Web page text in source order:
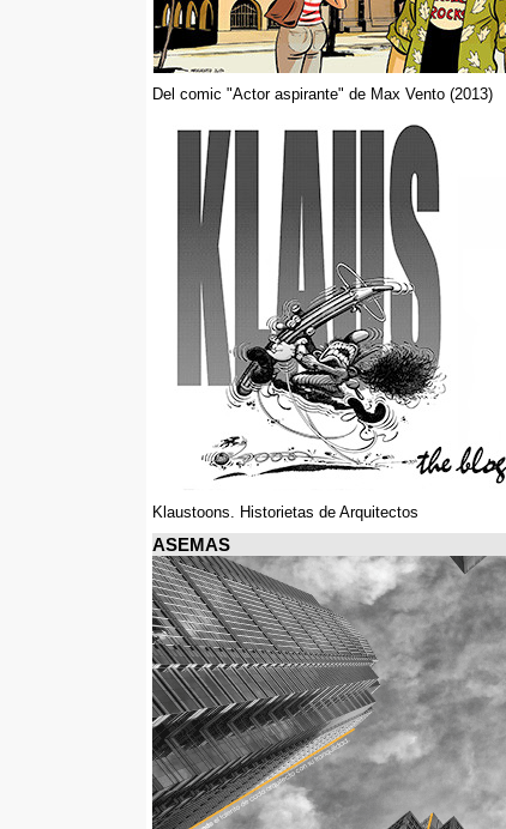
Del comic "Actor aspirante" de Max Vento (2013)
Klaustoons. Historietas de Arquitectos
ASEMAS